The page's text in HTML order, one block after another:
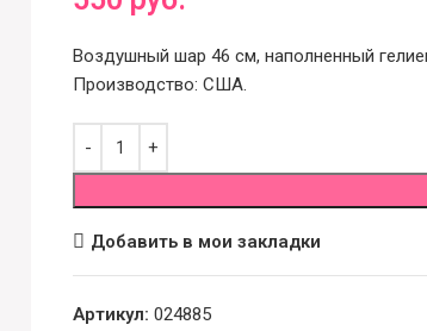
Воздушный шар 46 см, наполненный
Производство: США.
Добавить в мои закладки
Артикул: 024885